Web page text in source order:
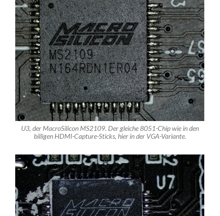
U3, der MacroSilicon MS2109. Der gleiche 8051-Chip wie in den
billigen HDMI-Capture-Sticks, hier in der VGA-Variante.